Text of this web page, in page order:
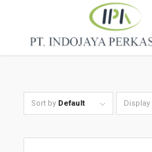
Sort by Default Display